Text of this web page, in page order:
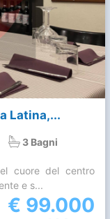
Latina,...
3 Bagni
cuore del centro
e s...
€ 99.000